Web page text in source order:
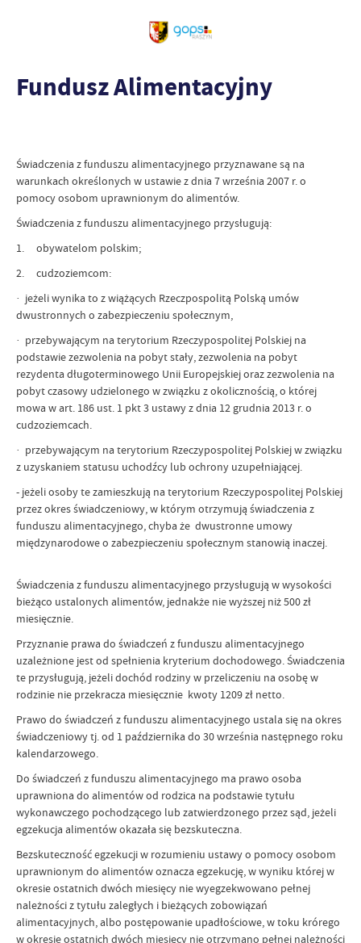
Fundusz Alimentacyjny
Świadczenia z funduszu alimentacyjnego przyznawane są na
warunkach określonych w ustawie z dnia 7 września 2007 r. o
pomocy osobom uprawnionym do alimentów.
Świadczenia z funduszu alimentacyjnego przysługują:
1. obywatelom polskim;
2. cudzoziemcom:
· jeżeli wynika to z wiążących Rzeczpospolitą Polską umów
dwustronnych o zabezpieczeniu społecznym,
· przebywającym na terytorium Rzeczypospolitej Polskiej na
podstawie zezwolenia na pobyt stały, zezwolenia na pobyt
rezydenta długoterminowego Unii Europejskiej oraz zezwolenia na
pobyt czasowy udzielonego w związku z okolicznością, o której
mowa w art. 186 ust. 1 pkt 3 ustawy z dnia 12 grudnia 2013 r. o
cudzoziemcach.
· przebywającym na terytorium Rzeczypospolitej Polskiej w związku
z uzyskaniem statusu uchodźcy lub ochrony uzupełniającej.
- jeżeli osoby te zamieszkują na terytorium Rzeczypospolitej Polskiej
przez okres świadczeniowy, w którym otrzymują świadczenia z
funduszu alimentacyjnego, chyba że dwustronne umowy
międzynarodowe o zabezpieczeniu społecznym stanowią inaczej.
Świadczenia z funduszu alimentacyjnego przysługują w wysokości
bieżąco ustalonych alimentów, jednakże nie wyższej niż 500 zł
miesięcznie.
Przyznanie prawa do świadczeń z funduszu alimentacyjnego
uzależnione jest od spełnienia kryterium dochodowego. Świadczenia
te przysługują, jeżeli dochód rodziny w przeliczeniu na osobę w
rodzinie nie przekracza miesięcznie kwoty 1209 zł netto.
Prawo do świadczeń z funduszu alimentacyjnego ustala się na okres
świadczeniowy tj. od 1 października do 30 września następnego roku
kalendarzowego.
Do świadczeń z funduszu alimentacyjnego ma prawo osoba
uprawniona do alimentów od rodzica na podstawie tytułu
wykonawczego pochodzącego lub zatwierdzonego przez sąd, jeżeli
egzekucja alimentów okazała się bezskuteczna.
Bezskuteczność egzekucji w rozumieniu ustawy o pomocy osobom
uprawnionym do alimentów oznacza egzekucję, w wyniku której w
okresie ostatnich dwóch miesięcy nie wyegzekwowano pełnej
należności z tytułu zaległych i bieżących zobowiązań
alimentacyjnych, albo postępowanie upadłościowe, w toku krórego
w okresie ostatnich dwóch miesięcy nie otrzymano pełnej należności